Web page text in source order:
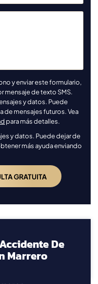
y enviar este formulario,
de texto SMS.
y datos. Puede
de mensajes futuros. Vea
para más detalles.
y datos. Puede dejar de
más ayuda enviando
De
Marrero